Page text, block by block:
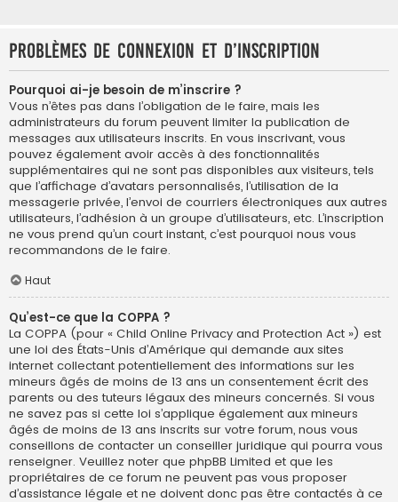
Problèmes de connexion et d’inscription
Pourquoi ai-je besoin de m’inscrire ?
Vous n’êtes pas dans l’obligation de le faire, mais les
administrateurs du forum peuvent limiter la publication de
messages aux utilisateurs inscrits. En vous inscrivant, vous
pouvez également avoir accès à des fonctionnalités
supplémentaires qui ne sont pas disponibles aux visiteurs, tels
que l’affichage d’avatars personnalisés, l’utilisation de la
messagerie privée, l’envoi de courriers électroniques aux autres
utilisateurs, l’adhésion à un groupe d’utilisateurs, etc. L’inscription
ne vous prend qu’un court instant, c’est pourquoi nous vous
recommandons de le faire.
Haut
Qu’est-ce que la COPPA ?
La COPPA (pour « Child Online Privacy and Protection Act ») est
une loi des États-Unis d’Amérique qui demande aux sites
internet collectant potentiellement des informations sur les
mineurs âgés de moins de 13 ans un consentement écrit des
parents ou des tuteurs légaux des mineurs concernés. Si vous
ne savez pas si cette loi s’applique également aux mineurs
âgés de moins de 13 ans inscrits sur votre forum, nous vous
conseillons de contacter un conseiller juridique qui pourra vous
renseigner. Veuillez noter que phpBB Limited et que les
propriétaires de ce forum ne peuvent pas vous proposer
d’assistance légale et ne doivent donc pas être contactés à ce